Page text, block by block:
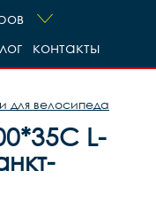
контакты
для велосипеда
L-